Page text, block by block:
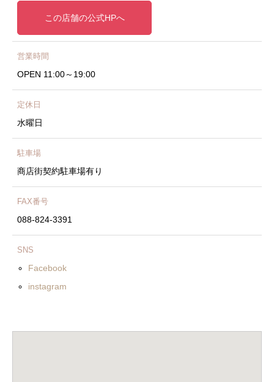
この店舗の公式HPへ
営業時間
OPEN 11:00～19:00
定休日
水曜日
駐車場
商店街契約駐車場有り
FAX番号
088-824-3391
SNS
Facebook
instagram